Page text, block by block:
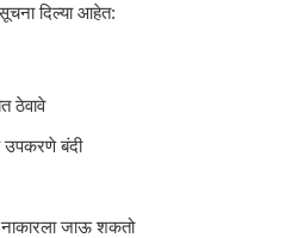
सूचना दिल्या आहेत:
ठेवावे
उपकरणे बंदी
जाऊ शकतो